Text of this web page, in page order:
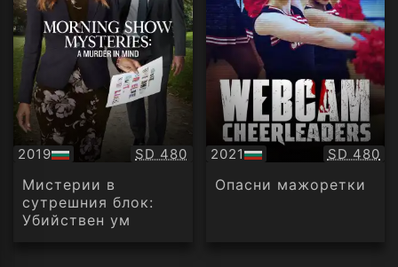
2019
БГ
аудио
Качество:
SD 480
Мистерии в
сутрешния блок:
Убийствен ум
2021
БГ
аудио
SD 480
Опасни мажоретки